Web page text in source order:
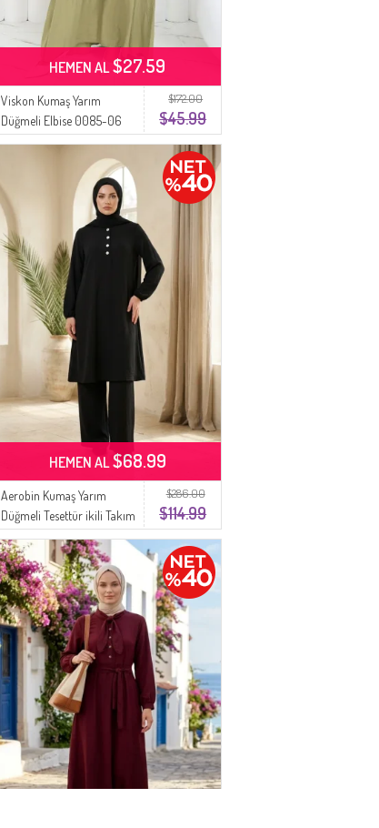
$172.00
$45.99
Viskon Kumaş Yarım
Düğmeli Elbise 0085-06
Haki
HEMEN AL$27.59
$286.00
$114.99
Aerobin Kumaş Yarım
Düğmeli Tesettür ikili Takım
4148-08 Siyah
HEMEN AL$68.99